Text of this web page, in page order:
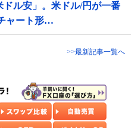
ル安」。米ドル/円が一番
ャート形…
>>最新記事一覧へ